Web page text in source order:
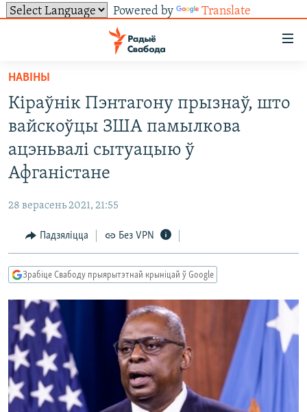
Powered by Translate
ўнівэрсальнага
доступу
Перайсьці
да
галоўнага
зьместу
Перайсьці
да
галоўнай
навігацыі
Перайсьці
да
пошуку
УСЕ НАВІНЫ
ЛЮДЗІ
ЭКАНОМІКА
ВАЙНА
БЕЛАРУСЫ НА ВАЙНЕ
КУЛЬТУРА
КАЛЯНДАР
ТОЛЬКІ НА СВАБОДЗЕ
БЛОГІ
ПАДКАСТЫ
КНІГІ
АЎДЫЁКНІГІ
МОВА
НА ХВАЛЯХ СВАБОДЫ
АБЫСЬЦІ БЛЯКАВАНЬНЕ
ПАДПІСАЦЦА
ПАДКАСТЫ
FACEBOOK
TWITTER
САЧЫЦЕ ЗА АБНАЎЛЕНЬНЯМІ
НАВІНЫ
Кіраўнік Пэнтагону прызнаў, што
вайскоўцы ЗША памылкова
ацэньвалі сытуацыю ў
Афганістане
28 верасень 2021, 21:55
Падзяліцца Без VPN
Зрабіце Свабоду прыярытэтнай крыніцай ў Google